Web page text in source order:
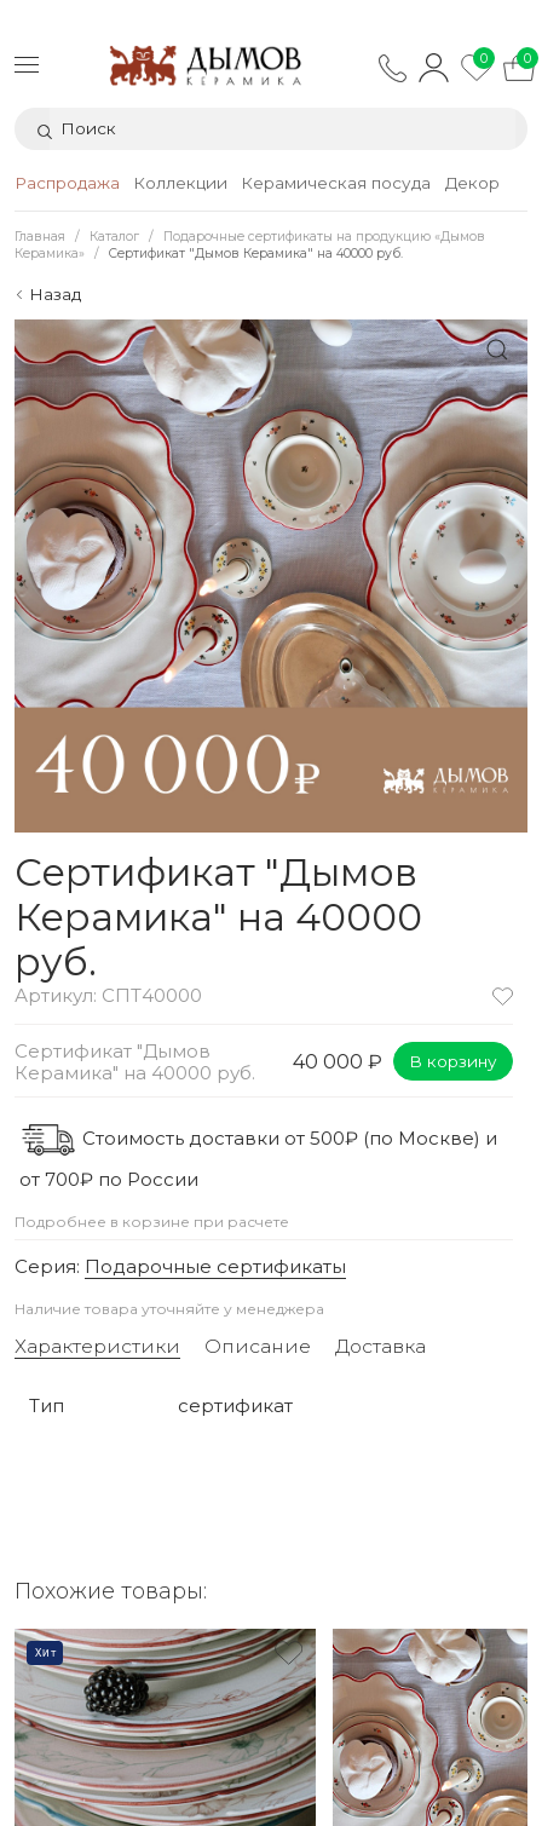
0 0
Распродажа Коллекции Керамическая посуда Декор
Главная Каталог
Подарочные сертификаты на продукцию «Дымов
Керамика»
Сертификат "Дымов Керамика" на 40000 руб.
Назад
Сертификат "Дымов
Керамика" на 40000
руб.
Артикул: СПТ40000
Сертификат "Дымов
Керамика" на 40000 руб.
40 000 ₽ В корзину
Стоимость доставки от 500₽ (по Москве) и
от 700₽ по России
Подробнее в корзине при расчете
Серия: Подарочные сертификаты
Наличие товара уточняйте у менеджера
Характеристики Описание Доставка
Тип сертификат
Похожие товары:
Хит